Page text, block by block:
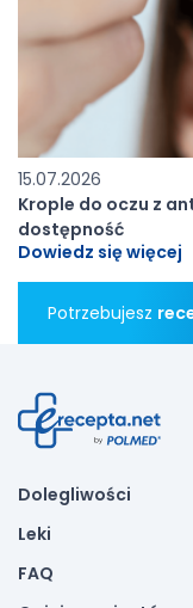
15.07.2026
Krople do oczu z
dostępność
Dowiedz się więcej
Potrzebujesz
Dolegliwości
Leki
FAQ